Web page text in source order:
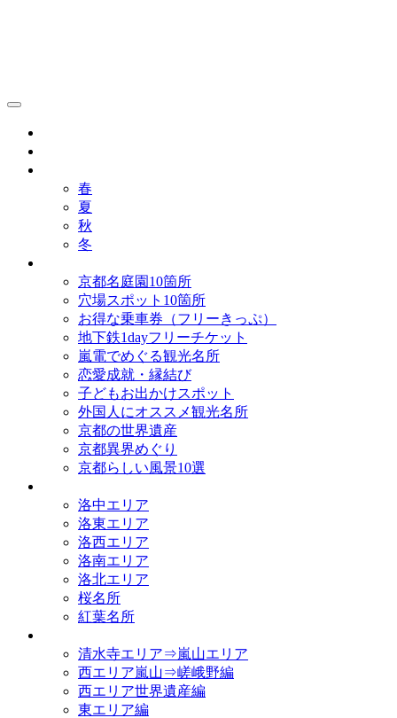
春
夏
秋
冬
京都名庭園10箇所
穴場スポット10箇所
お得な乗車券（フリーきっぷ）
地下鉄1dayフリーチケット
嵐電でめぐる観光名所
恋愛成就・縁結び
子どもお出かけスポット
外国人にオススメ観光名所
京都の世界遺産
京都異界めぐり
京都らしい風景10選
洛中エリア
洛東エリア
洛西エリア
洛南エリア
洛北エリア
桜名所
紅葉名所
清水寺エリア⇒嵐山エリア
西エリア嵐山⇒嵯峨野編
西エリア世界遺産編
東エリア編